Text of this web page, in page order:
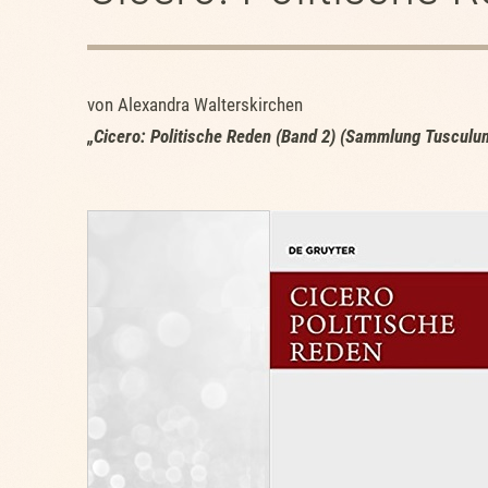
von Alexandra Walterskirchen
„Cicero: Politische Reden (Band 2) (Sammlung